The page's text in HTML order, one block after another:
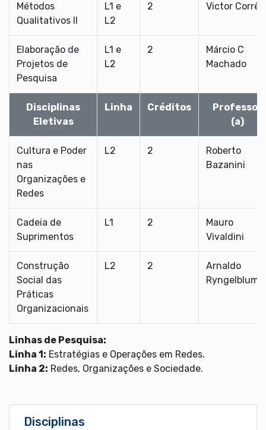
Métodos
Qualitativos II
L1 e
L2
2 Victor Corrêa
Elaboração de
Projetos de
Pesquisa
L1 e
L2
2
Márcio C
Machado
Disciplinas
Eletivas
Linha Créditos
Professor
(a)
Cultura e Poder
nas
Organizações e
Redes
L2 2
Roberto
Bazanini
Cadeia de
Suprimentos
L1 2
Mauro
Vivaldini
Construção
Social das
Práticas
Organizacionais
L2 2
Arnaldo
Ryngelblum
Linhas de Pesquisa:
Linha 1: Estratégias e Operações em Redes.
Linha 2: Redes, Organizações e Sociedade.
Disciplinas